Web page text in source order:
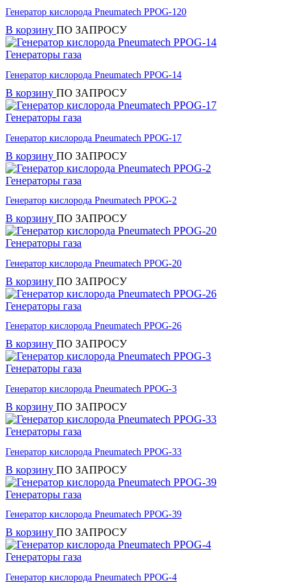
Генератор кислорода Pneumatech PPOG-120
В корзину ПО ЗАПРОСУ
Генераторы газа
Генератор кислорода Pneumatech PPOG-14
В корзину ПО ЗАПРОСУ
Генераторы газа
Генератор кислорода Pneumatech PPOG-17
В корзину ПО ЗАПРОСУ
Генераторы газа
Генератор кислорода Pneumatech PPOG-2
В корзину ПО ЗАПРОСУ
Генераторы газа
Генератор кислорода Pneumatech PPOG-20
В корзину ПО ЗАПРОСУ
Генераторы газа
Генератор кислорода Pneumatech PPOG-26
В корзину ПО ЗАПРОСУ
Генераторы газа
Генератор кислорода Pneumatech PPOG-3
В корзину ПО ЗАПРОСУ
Генераторы газа
Генератор кислорода Pneumatech PPOG-33
В корзину ПО ЗАПРОСУ
Генераторы газа
Генератор кислорода Pneumatech PPOG-39
В корзину ПО ЗАПРОСУ
Генераторы газа
Генератор кислорода Pneumatech PPOG-4